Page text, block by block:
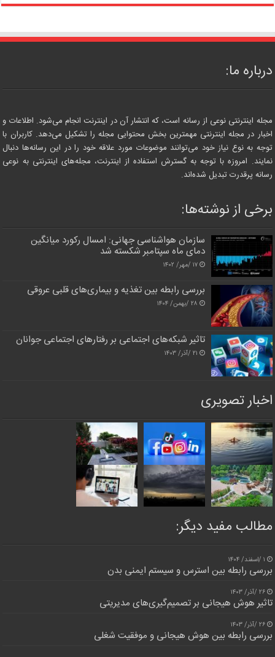
درباره ما:
مجله اینترنتی نوعی از رسانه است، که انتشار آن در اینترنت انجام می‌شود. اطلاعات و
اخبار در مجله اینترنتی مهمترین بخش محتوایی مجله را تشکیل می‌دهد. کاربران با
توجه به نوع نیاز خود می‌توانند موضوعات مورد علاقه خود را در این رسانه‌ها دنبال
نمایند. امروزه با توجه به گسترش استفاده از اینترنت، مجله‌های اینترنتی به نوعی
رسانه پرقدرت تبدیل شده‌اند.
برخی از نوشته‌ها:
سازمان هواشناسی جهانی: امسال رکورد میانگین
دمای ماه سپتامبر شکسته شد
۱۷ /مهر/ ۱۴۰۲
بررسی رابطه بین تغذیه و بیماری‌های قلبی عروقی
۲۸ /بهمن/ ۱۴۰۴
تاثیر شبکه‌های اجتماعی بر رفتارهای اجتماعی جوانان
۲۱ /آذر/ ۱۴۰۳
اخبار تصویری
مطالب مفید دیگر:
۱ /اسفند/ ۱۴۰۴
بررسی رابطه بین استرس و سیستم ایمنی بدن
۲۶ /آذر/ ۱۴۰۳
تاثیر هوش هیجانی بر تصمیم‌گیری‌های مدیریتی
۲۶ /آذر/ ۱۴۰۳
بررسی رابطه بین هوش هیجانی و موفقیت شغلی